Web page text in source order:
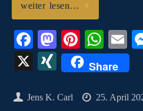
weiter lesen…
Fa
ce
bo
ok
M
as
to
do
Pi
nt
er
es
W
ha
ts
A
E
m
ail
X
X
N
Share
Jens K. Carl 25. April